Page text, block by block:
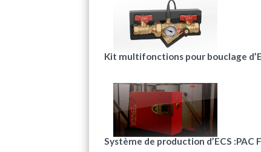
Kit multifonctions pour bouclage
Système de production d’ECS :PAC